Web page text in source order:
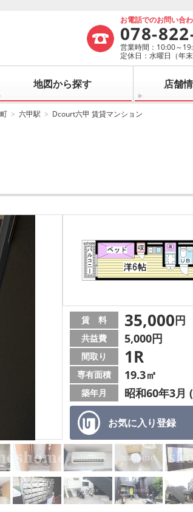
お電話でのお問い合
078-
営業時間：10:00～
定休日：水曜日（年
地図から探す 店舗
六甲駅 Dcourt六甲 賃貸マンション
お気に入り登録
賃 料 35,000円
共益費 5,000円
間取り 1R
専有面積 19.3㎡
築年月 昭和60年3月